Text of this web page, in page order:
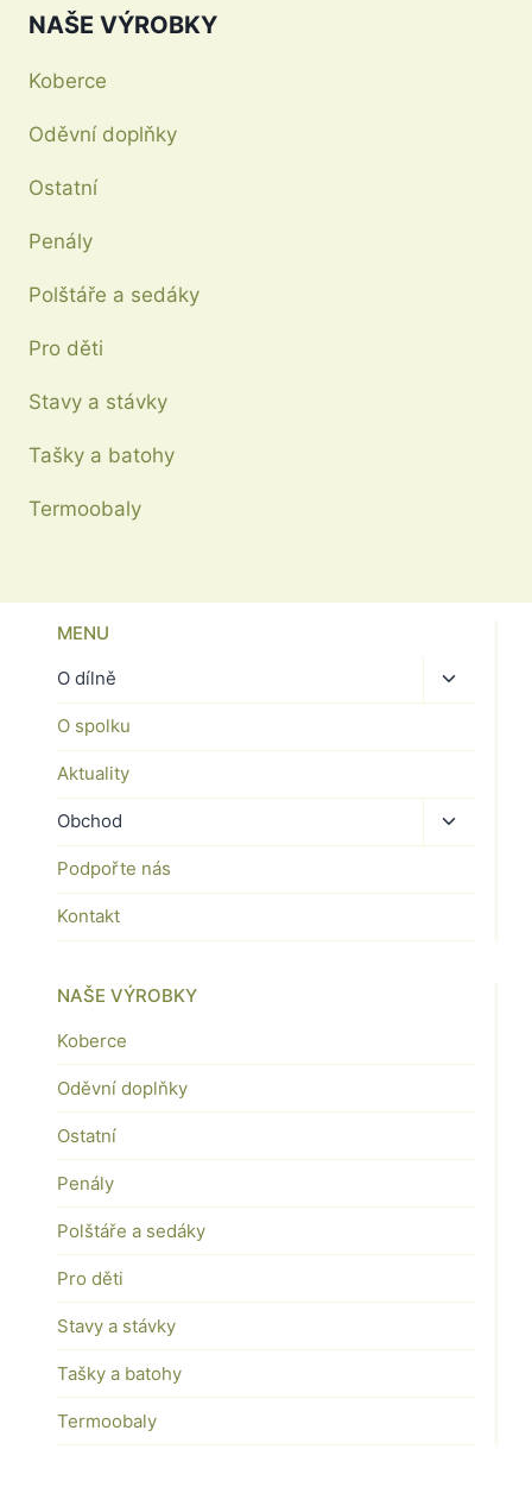
NAŠE VÝROBKY
Koberce
Oděvní doplňky
Ostatní
Penály
Polštáře a sedáky
Pro děti
Stavy a stávky
Tašky a batohy
Termoobaly
MENU
O dílně
Toggle
child
O spolku
Aktuality
Obchod
Toggle
child
Podpořte nás
Kontakt
NAŠE VÝROBKY
Koberce
Oděvní doplňky
Ostatní
Penály
Polštáře a sedáky
Pro děti
Stavy a stávky
Tašky a batohy
Termoobaly